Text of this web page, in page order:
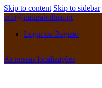
Skip to content Skip to sidebar
info@naturabolhao.pt
Login ou Registo
As nossas localizações